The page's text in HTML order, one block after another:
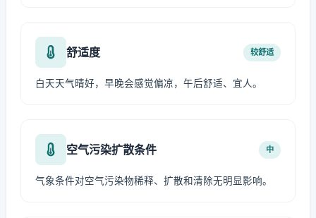
舒适度 较舒适
白天天气晴好，早晚会感觉偏凉，午后舒适、宜人。
空气污染扩散条件 中
气象条件对空气污染物稀释、扩散和清除无明显影响。